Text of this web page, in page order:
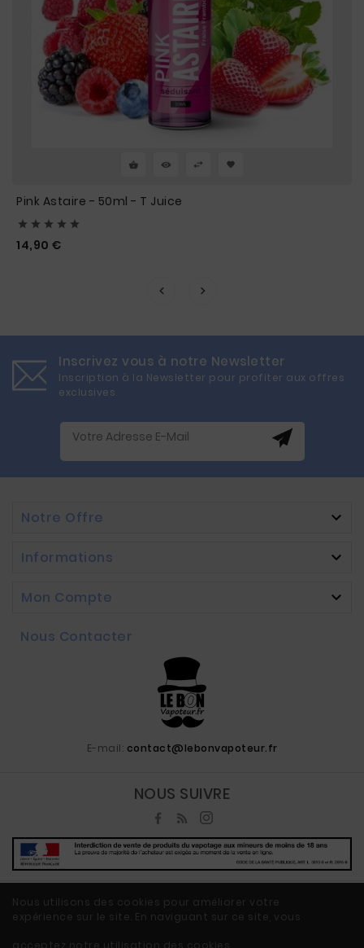
Nous utilisons des cookies pour améliorer votre
expérience sur le site. En naviguant sur ce site, vous
acceptez notre utilisation des cookies.
Pink Astaire - 50ml - T Juice
    
14,90 €
Inscrivez vous à notre Newsletter
Inscription à la Newsletter pour profiter aux offres
exclusives
Notre Offre 
Informations 
Mon Compte 
Nous Contacter
E-mail: contact@lebonvapoteur.fr
NOUS SUIVRE